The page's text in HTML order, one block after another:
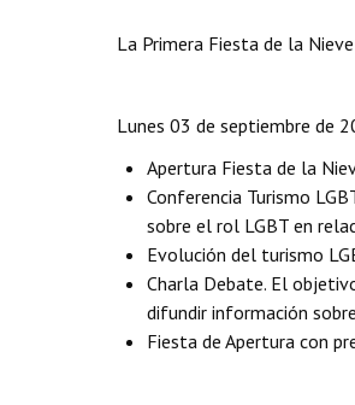
La Primera Fiesta de la
Lunes 03 de septiembre de
Apertura Fiesta de la
Conferencia Turismo
sobre el rol LGBT en
Evolución del turismo
Charla Debate. El
difundir información
Fiesta de Apertura con